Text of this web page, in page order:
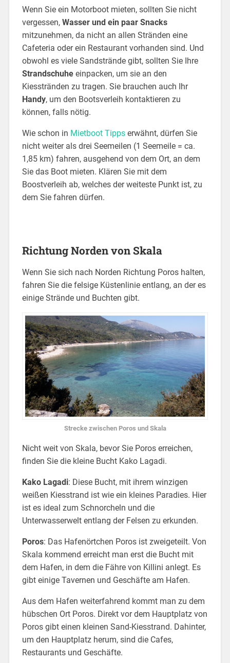
Wenn Sie ein Motorboot mieten, sollten Sie nicht
vergessen, Wasser und ein paar Snacks
mitzunehmen, da nicht an allen Stränden eine
Cafeteria oder ein Restaurant vorhanden sind. Und
obwohl es viele Sandstrände gibt, sollten Sie Ihre
Strandschuheeinpacken, um sie an den
Kiesstränden zu tragen. Sie brauchen auch Ihr
Handy, um den Bootsverleih kontaktieren zu
können, falls nötig.
Wie schon in Mietboot Tippserwähnt, dürfen Sie
nicht weiter als drei Seemeilen (1 Seemeile = ca.
1,85 km) fahren, ausgehend von dem Ort, an dem
Sie das Boot mieten. Klären Sie mit dem
Boostverleih ab, welches der weiteste Punkt ist, zu
dem Sie fahren dürfen.
Richtung Norden von Skala
Wenn Sie sich nach Norden Richtung Poros halten,
fahren Sie die felsige Küstenlinie entlang, an der es
einige Strände und Buchten gibt.
Strecke zwischen Poros und Skala
Nicht weit von Skala, bevor Sie Poros erreichen,
finden Sie die kleine Bucht Kako Lagadi.
Kako Lagadi: Diese Bucht, mit ihrem winzigen
weißen Kiesstrand ist wie ein kleines Paradies. Hier
ist es ideal zum Schnorcheln und die
Unterwasserwelt entlang der Felsen zu erkunden.
Poros: Das Hafenörtchen Poros ist zweigeteilt. Von
Skala kommend erreicht man erst die Bucht mit
dem Hafen, in dem die Fähre von Killini anlegt. Es
gibt einige Tavernen und Geschäfte am Hafen.
Aus dem Hafen weiterfahrend kommt man zu dem
hübschen Ort Poros. Direkt vor dem Hauptplatz von
Poros gibt einen kleinen Sand-Kiesstrand. Dahinter,
um den Hauptplatz herum, sind die Cafes,
Restaurants und Geschäfte.